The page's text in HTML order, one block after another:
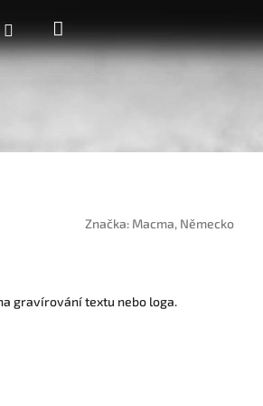
PřihlášeníNákupní
košík
Značka: Macma, Německo
gravírování textu nebo loga.